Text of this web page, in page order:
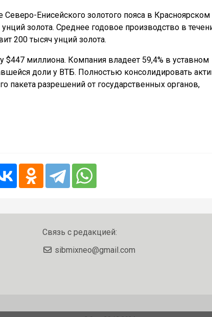
Енисейского золотого пояса в Красноярском
золота. Среднее годовое производство в
200 тысяч унций золота.
$447 миллиона. Компания владеет 59,4% в уставном
доли у ВТБ. Полностью консолидировать
пакета разрешений от государственных органов,
Связь с редакцией:
sibmixneo@gmail.com